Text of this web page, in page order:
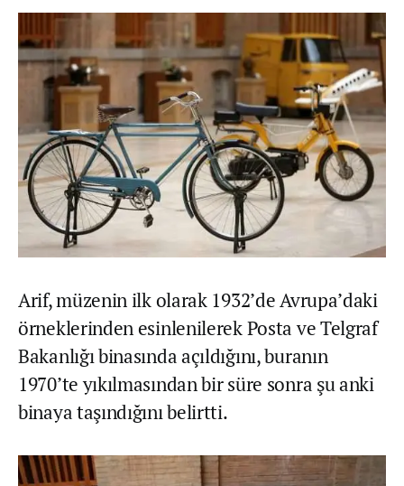
Arif, müzenin ilk olarak 1932’de Avrupa’daki
örneklerinden esinlenilerek Posta ve Telgraf
Bakanlığı binasında açıldığını, buranın
1970’te yıkılmasından bir süre sonra şu anki
binaya taşındığını belirtti.